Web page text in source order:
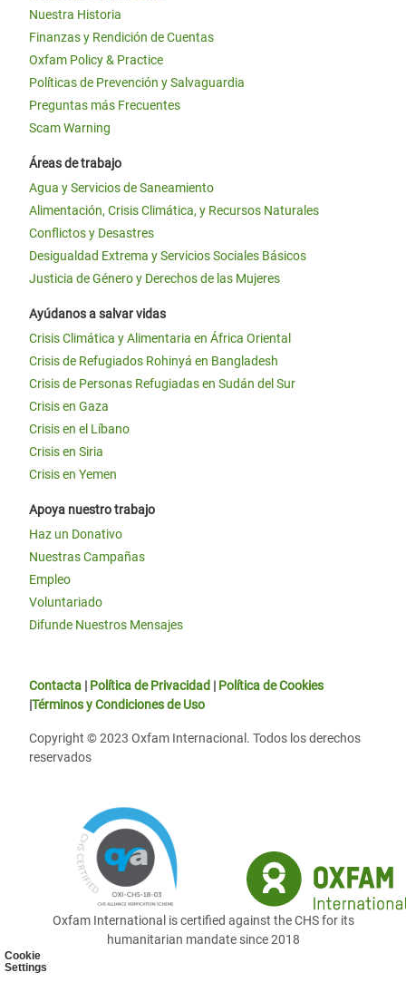
Cookie
Settings
Nuestra Historia
Finanzas y Rendición de Cuentas
Oxfam Policy & Practice
Políticas de Prevención y Salvaguardia
Preguntas más Frecuentes
Scam Warning
Áreas de trabajo
Agua y Servicios de Saneamiento
Alimentación, Crisis Climática, y Recursos Naturales
Conflictos y Desastres
Desigualdad Extrema y Servicios Sociales Básicos
Justicia de Género y Derechos de las Mujeres
Ayúdanos a salvar vidas
Crisis Climática y Alimentaria en África Oriental
Crisis de Refugiados Rohinyá en Bangladesh
Crisis de Personas Refugiadas en Sudán del Sur
Crisis en Gaza
Crisis en el Líbano
Crisis en Siria
Crisis en Yemen
Apoya nuestro trabajo
Haz un Donativo
Nuestras Campañas
Empleo
Voluntariado
Difunde Nuestros Mensajes
Contacta | Política de Privacidad | Política de Cookies
|Términos y Condiciones de Uso
Copyright © 2023 Oxfam Internacional. Todos los derechos
reservados
Oxfam International is certified against the CHS for its
humanitarian mandate since 2018